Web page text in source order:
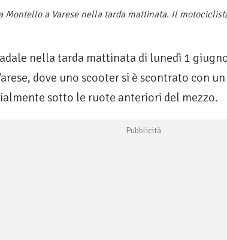
Montello a Varese nella tarda mattinata. Il
nella tarda mattinata di lunedì 1
dove uno scooter si è scontrato con
sotto le ruote anteriori del mezzo.